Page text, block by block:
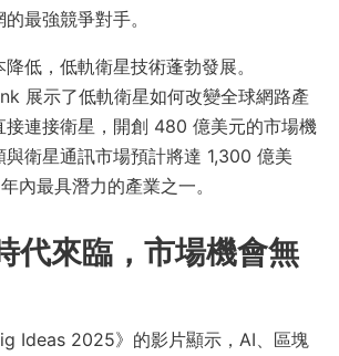
最強競爭對手。
低，低軌衛星技術蓬勃發展。
展示了低軌衛星如何改變全球網路產
接連接衛星，開創 480 億美元的市場機
衛星通訊市場預計將達 1,300 億美
內最具潛力的產業之一。
代來臨，市場機會無
Ideas 2025》的影片顯示，AI、區塊